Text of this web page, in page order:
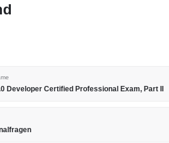
Developer Certified Professional Exam, Part II